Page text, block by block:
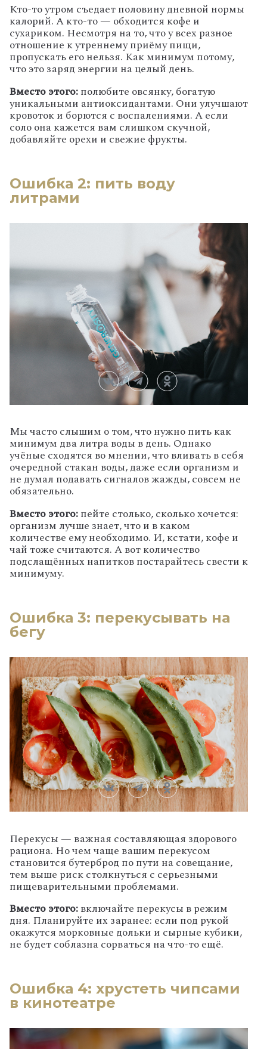
Кто-то утром съедает половину дневной нормы
калорий. А кто-то — обходится кофе и
сухариком. Несмотря на то, что у всех разное
отношение к утреннему приёму пищи,
пропускать его нельзя. Как минимум потому,
что это заряд энергии на целый день.
Вместо этого:полюбите овсянку, богатую
уникальными антиоксидантами. Они улучшают
кровоток и борются с воспалениями. А если
соло она кажется вам слишком скучной,
добавляйте орехи и свежие фрукты.
Ошибка 2: пить воду
литрами
Мы часто слышим о том, что нужно пить как
минимум два литра воды в день. Однако
учёные сходятся во мнении, что вливать в себя
очередной стакан воды, даже если организм и
не думал подавать сигналов жажды, совсем не
обязательно.
Вместо этого:пейте столько, сколько хочется:
организм лучше знает, что и в каком
количестве ему необходимо. И, кстати, кофе и
чай тоже считаются. А вот количество
подслащённых напитков постарайтесь свести к
минимуму.
Ошибка 3: перекусывать на
бегу
Перекусы — важная составляющая здорового
рациона. Но чем чаще вашим перекусом
становится бутерброд по пути на совещание,
тем выше риск столкнуться с серьезными
пищеварительными проблемами.
Вместо этого:включайте перекусы в режим
дня. Планируйте их заранее: если под рукой
окажутся морковные дольки и сырные кубики,
не будет соблазна сорваться на что-то ещё.
Ошибка 4: хрустеть чипсами
в кинотеатре